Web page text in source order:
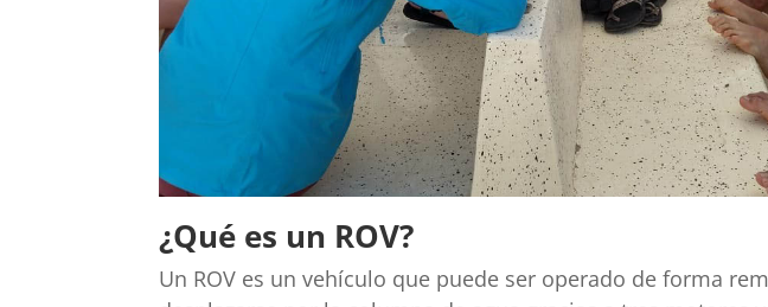
¿Qué es un ROV?
Un ROV es un vehículo que puede ser operado de forma